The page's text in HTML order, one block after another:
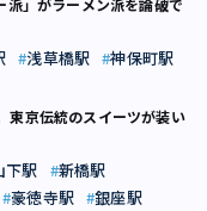
派」がラーメン派を論破で
浅草橋駅
神保町駅
東京伝統のスイーツが装い
下駅
新橋駅
豪徳寺駅 銀座駅